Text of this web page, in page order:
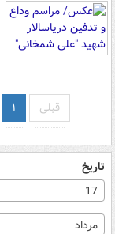
قبلی ۱
تاریخ
17
مرداد